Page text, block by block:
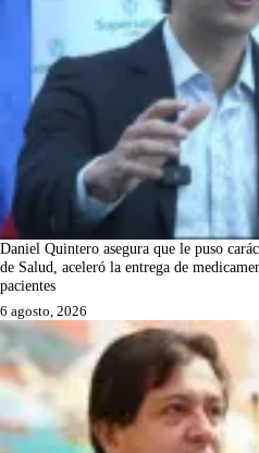
Daniel Quintero asegura que le puso
de Salud, aceleró la entrega de
pacientes
6 agosto, 2026